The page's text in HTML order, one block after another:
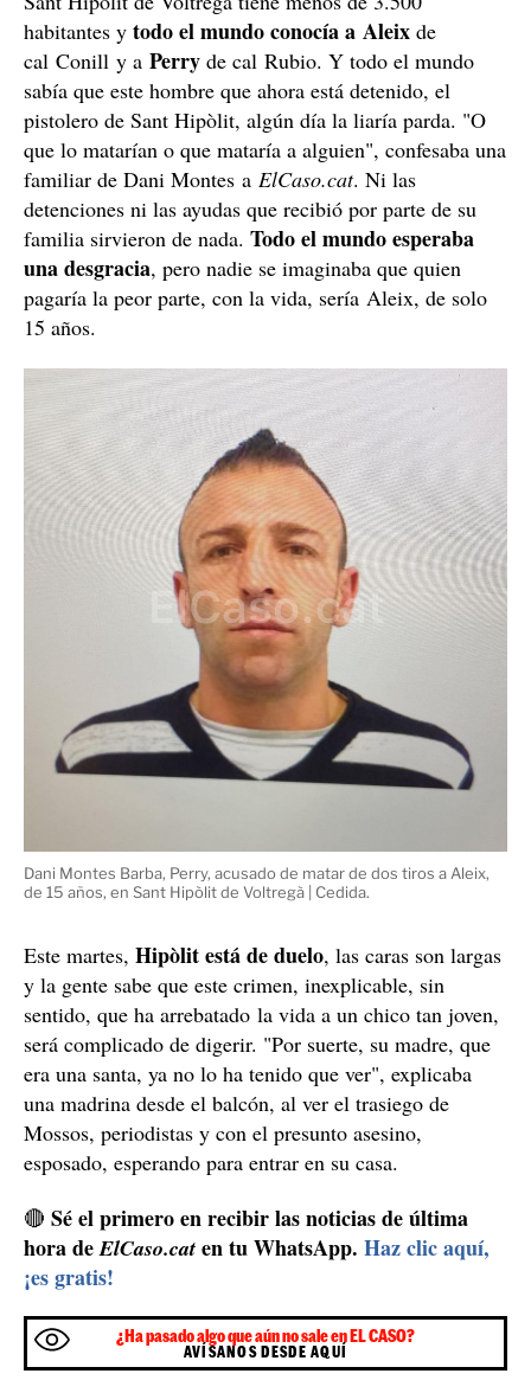
habitantes y todo el mundo conocía a Aleix de
cal Conill y a Perry de cal Rubio. Y todo el mundo
sabía que este hombre que ahora está detenido, el
pistolero de Sant Hipòlit, algún día la liaría parda. "O
que lo matarían o que mataría a alguien", confesaba una
familiar de Dani Montes a ElCaso.cat. Ni las
detenciones ni las ayudas que recibió por parte de su
familia sirvieron de nada. Todo el mundo esperaba
una desgracia, pero nadie se imaginaba que quien
pagaría la peor parte, con la vida, sería Aleix, de solo
15 años.
Dani Montes Barba, Perry, acusado de matar de dos tiros a Aleix,
de 15 años, en Sant Hipòlit de Voltregà | Cedida.
Este martes, Hipòlit está de duelo, las caras son largas
y la gente sabe que este crimen, inexplicable, sin
sentido, que ha arrebatado la vida a un chico tan joven,
será complicado de digerir. "Por suerte, su madre, que
era una santa, ya no lo ha tenido que ver", explicaba
una madrina desde el balcón, al ver el trasiego de
Mossos, periodistas y con el presunto asesino,
esposado, esperando para entrar en su casa.
🔴 Sé el primero en recibir las noticias de última
hora deElCaso.cat en tu WhatsApp. Haz clic aquí,
¡es gratis!
¿Ha pasado algo que aún no sale en EL CASO?
AVÍSANOS DESDE AQUÍ